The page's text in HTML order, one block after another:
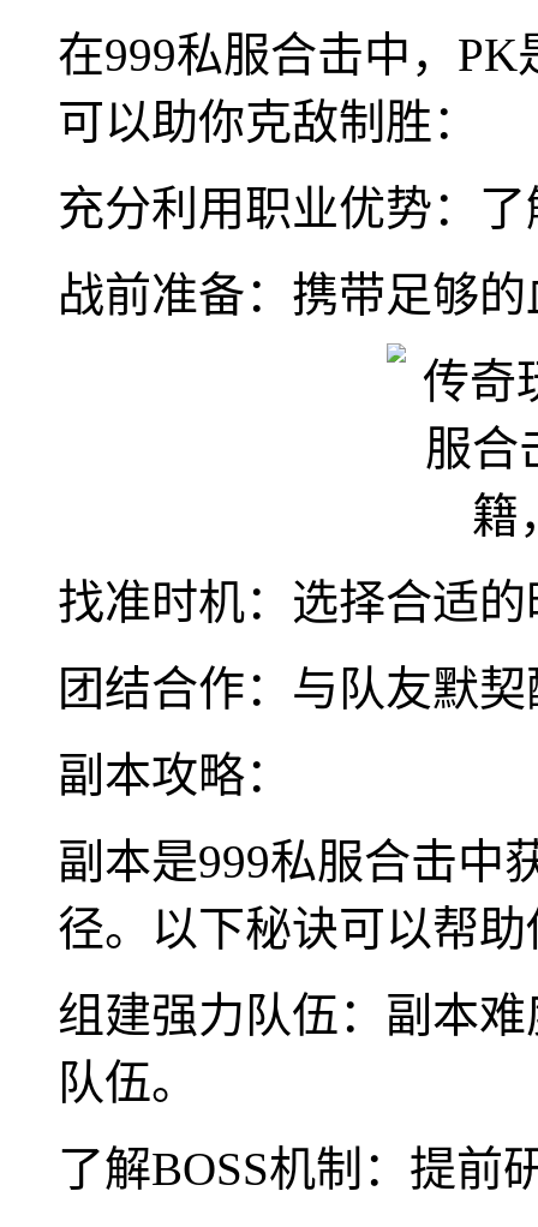
在999私服合击中，
可以助你克敌制胜：
充分利用职业优势：
战前准备：携带足够
找准时机：选择合适
团结合作：与队友默
副本攻略：
副本是999私服合击中
径。以下秘诀可以帮
组建强力队伍：副本
队伍。
了解BOSS机制：提前